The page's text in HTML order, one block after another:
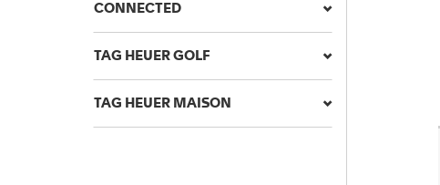
CONNECTED
TAG HEUER GOLF
TAG HEUER MAISON